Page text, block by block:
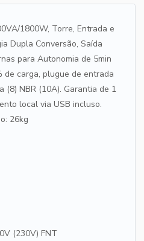
1800W, Torre, Entrada e
Dupla Conversão, Saída
para Autonomia de 5min
de carga, plugue de entrada
(8) NBR (10A). Garantia de 1
local via USB incluso.
26kg
(230V) FNT